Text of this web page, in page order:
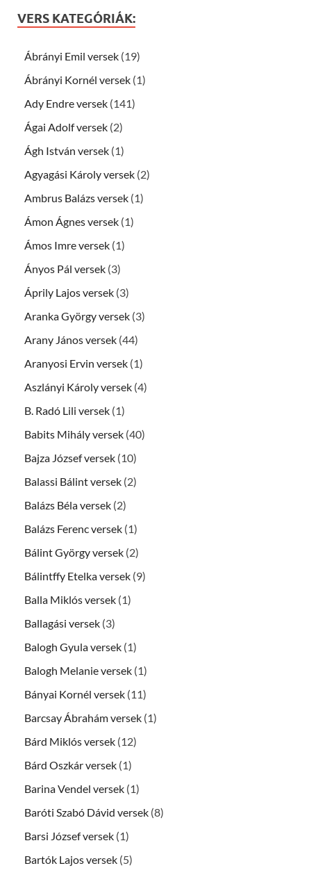
VERS KATEGÓRIÁK:
Ábrányi Emil versek (19)
Ábrányi Kornél versek (1)
Ady Endre versek (141)
Ágai Adolf versek (2)
Ágh István versek (1)
Agyagási Károly versek (2)
Ambrus Balázs versek (1)
Ámon Ágnes versek (1)
Ámos Imre versek (1)
Ányos Pál versek (3)
Áprily Lajos versek (3)
Aranka György versek (3)
Arany János versek (44)
Aranyosi Ervin versek (1)
Aszlányi Károly versek (4)
B. Radó Lili versek (1)
Babits Mihály versek (40)
Bajza József versek (10)
Balassi Bálint versek (2)
Balázs Béla versek (2)
Balázs Ferenc versek (1)
Bálint György versek (2)
Bálintffy Etelka versek (9)
Balla Miklós versek (1)
Ballagási versek (3)
Balogh Gyula versek (1)
Balogh Melanie versek (1)
Bányai Kornél versek (11)
Barcsay Ábrahám versek (1)
Bárd Miklós versek (12)
Bárd Oszkár versek (1)
Barina Vendel versek (1)
Baróti Szabó Dávid versek (8)
Barsi József versek (1)
Bartók Lajos versek (5)